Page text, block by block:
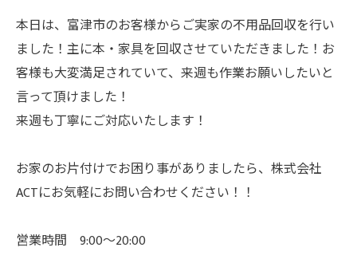
本日は、富津市のお客様からご実家の不用品回収を行い
ました！主に本・家具を回収させていただきました！お
客様も大変満足されていて、来週も作業お願いしたいと
言って頂けました！
来週も丁寧にご対応いたします！
お家のお片付けでお困り事がありましたら、株式会社
ACTにお気軽にお問い合わせください！！
営業時間 9:00〜20:00